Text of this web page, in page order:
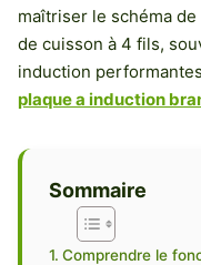
maîtriser le schéma
de cuisson à 4 fils,
induction
plaque a induction
Sommaire
Comprendre le